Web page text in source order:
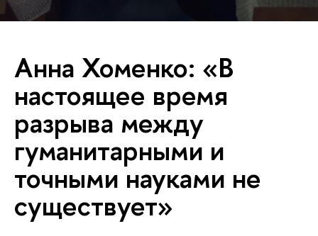
Анна Хоменко: «В
настоящее время
разрыва между
гуманитарными и
точными науками не
существует»